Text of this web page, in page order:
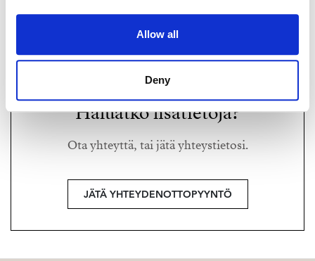
Allow all
Deny
Strand Properties,
Kiinteistönvälittäjä LKV, YKV, LVV
Haluatko lisätietoja?
Ota yhteyttä, tai jätä yhteystietosi.
JÄTÄ YHTEYDENOTTOPYYNTÖ
Nina Norrgård, LKV
nina@strand.fi